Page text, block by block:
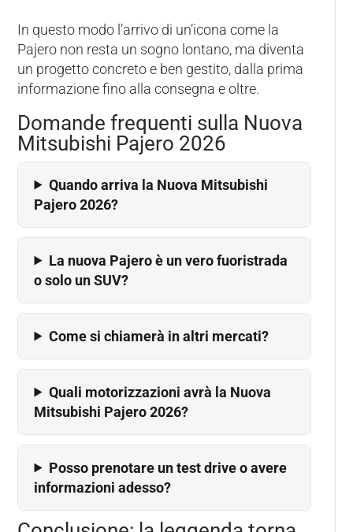
In questo modo l’arrivo di un’icona come la
Pajero non resta un sogno lontano, ma diventa
un progetto concreto e ben gestito, dalla prima
informazione fino alla consegna e oltre.
Domande frequenti sulla Nuova
Mitsubishi Pajero 2026
Quando arriva la Nuova Mitsubishi
Pajero 2026?
La nuova Pajero è un vero fuoristrada
o solo un SUV?
Come si chiamerà in altri mercati?
Quali motorizzazioni avrà la Nuova
Mitsubishi Pajero 2026?
Posso prenotare un test drive o avere
informazioni adesso?